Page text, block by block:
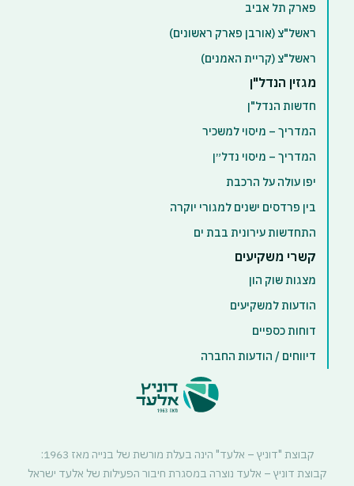
קבוצת "דוניץ – אלעד" הינה בעלת מורשת של בנייה מאז 1963:
קבוצת דוניץ – אלעד נוצרה במסגרת חיבור הפעילות של אלעד ישראל
פארק תל אביב
ראשל"צ (אורבן פארק ראשונים)
ראשל"צ (קריית האמנים)
מגזין הנדל"ן
חדשות הנדל"ן
המדריך – מיסוי למשכיר
המדריך – מיסוי נדל״ן
יפו עולה על הרכבת
בין פרדסים ישנים למגורי יוקרה
התחדשות עירונית בבת ים
קשרי משקיעים
מצגות שוק הון
הודעות למשקיעים
דוחות כספיים
דיווחים / הודעות החברה